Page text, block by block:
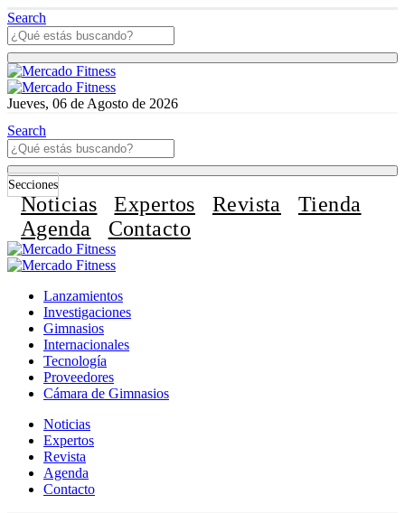
Search
Jueves, 06 de Agosto de 2026
Search
Secciones
Noticias Expertos Revista
Tienda
Agenda
Contacto
Lanzamientos
Investigaciones
Gimnasios
Internacionales
Tecnología
Proveedores
Cámara de Gimnasios
Noticias
Expertos
Revista
Agenda
Contacto